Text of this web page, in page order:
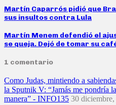
Martín Caparrós pidió que
sus insultos contra Lula
Martín Menem defendió el
se queja. Dejó de tomar su
1 comentario
Como Judas, mintiendo a
la Sputnik V: “Jamás me pondría
manera” - INFO135 30